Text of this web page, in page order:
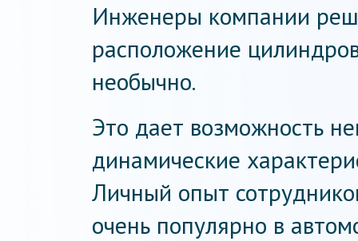
Инженеры компании
расположение
необычно.
Это дает возможность
динамические
Личный опыт
очень популярно в